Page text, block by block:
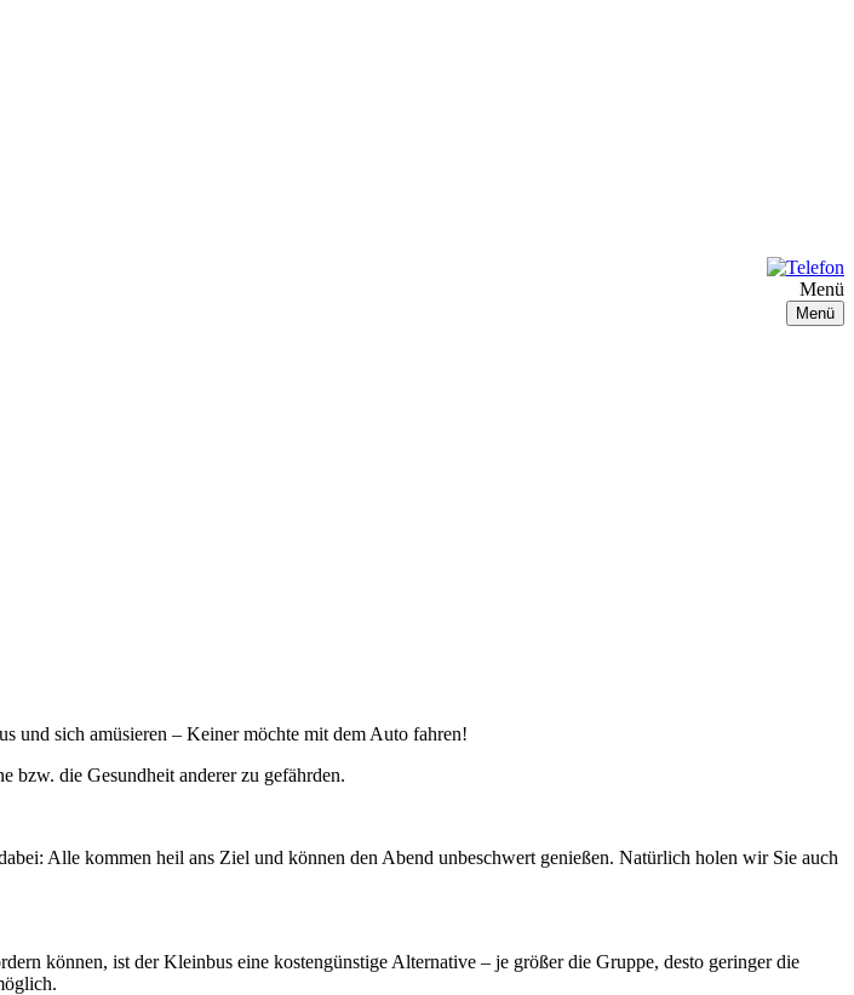
Menü
Menü
und sich amüsieren – Keiner möchte mit dem Auto fahren!
bzw. die Gesundheit anderer zu gefährden.
Alle kommen heil ans Ziel und können den Abend unbeschwert genießen. Natürlich holen wir Sie auch
können, ist der Kleinbus eine kostengünstige Alternative – je größer die Gruppe, desto geringer die